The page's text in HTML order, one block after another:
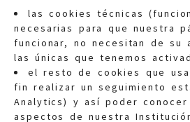
las cookies técnicas
necesarias para que nuestra
funcionar, no necesitan de su
las únicas que tenemos
el resto de cookies que
fin realizar un seguimiento
Analytics) y así poder
aspectos de nuestra
Quejas:
Información